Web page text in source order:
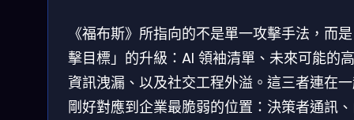
《福布斯》所指向的不是單一攻擊手法，而
擊目標」的升級：AI 領袖清單、未來可能的
資訊洩漏、以及社交工程外溢。這三者連在
剛好對應到企業最脆弱的位置：決策者通訊